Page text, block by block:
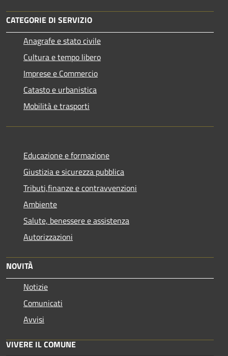
CATEGORIE DI SERVIZIO
Anagrafe e stato civile
Cultura e tempo libero
Imprese e Commercio
Catasto e urbanistica
Mobilità e trasporti
Educazione e formazione
Giustizia e sicurezza pubblica
Tributi,finanze e contravvenzioni
Ambiente
Salute, benessere e assistenza
Autorizzazioni
NOVITÀ
Notizie
Comunicati
Avvisi
VIVERE IL COMUNE